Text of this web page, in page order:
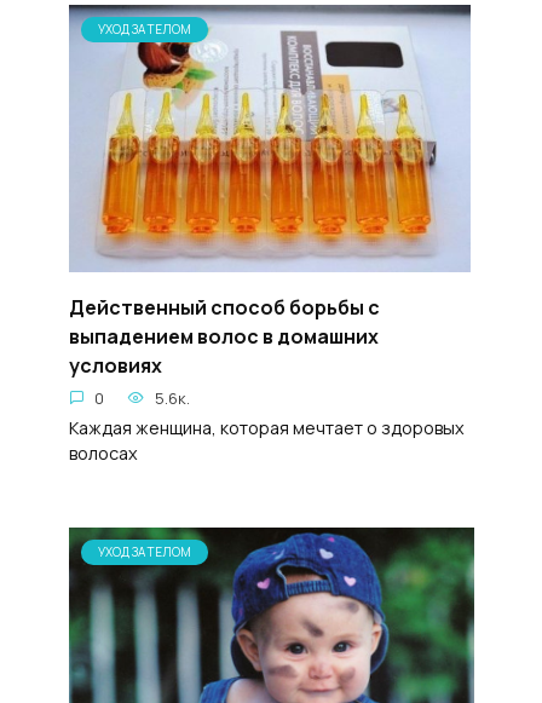
УХОД ЗА ТЕЛОМ
Действенный способ борьбы с
выпадением волос в домашних
условиях
0 5.6к.
Каждая женщина, которая мечтает о здоровых
волосах
УХОД ЗА ТЕЛОМ